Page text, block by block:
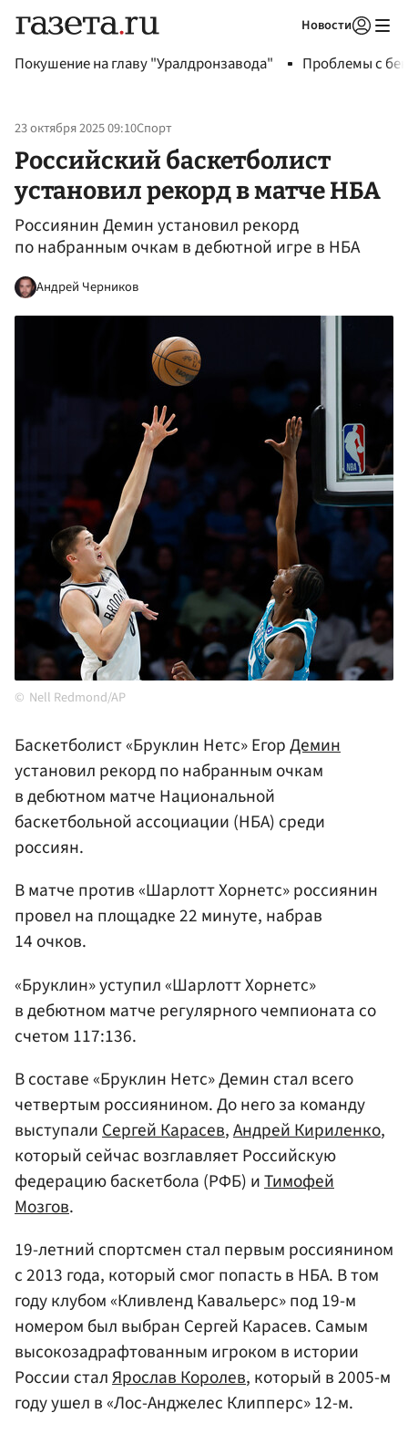
Новости
Покушение на главу "Уралдронзавода" Проблемы с
23 октября 2025 09:10Спорт
Российский баскетболист
установил рекорд в матче НБА
Россиянин Демин установил рекорд
по набранным очкам в дебютной игре в НБА
Андрей Черников
Nell Redmond/AP
Баскетболист «Бруклин Нетс» ЕгорДемин
установил рекорд по набранным очкам
в дебютном матче Национальной
баскетбольной ассоциации (НБА) среди
россиян.
В матче против «Шарлотт Хорнетс» россиянин
провел на площадке 22 минуте, набрав
14 очков.
«Бруклин» уступил «Шарлотт Хорнетс»
в дебютном матче регулярного чемпионата со
счетом 117:136.
В составе «Бруклин Нетс» Демин стал всего
четвертым россиянином. До него за команду
выступалиСергей Карасев,Андрей Кириленко,
который сейчас возглавляет Российскую
федерацию баскетбола (РФБ) иТимофей
Мозгов.
19-летний спортсмен стал первым россиянином
с 2013 года, который смог попасть в НБА. В том
году клубом «Кливленд Кавальерс» под 19-м
номером был выбран Сергей Карасев. Самым
высокозадрафтованным игроком в истории
России сталЯрослав Королев, который в 2005-м
году ушел в «Лос-Анджелес Клипперс» 12-м.